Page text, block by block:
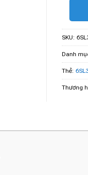
SKU:
Danh
Thẻ:
Thương